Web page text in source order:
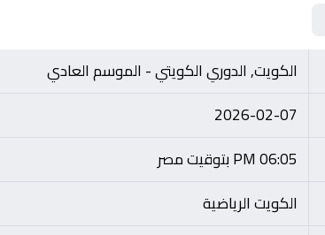
الكويت, الدوري الكويتي - الموسم العادي
2026-02-07
06:05 PM بتوقيت مصر
الكويت الرياضية